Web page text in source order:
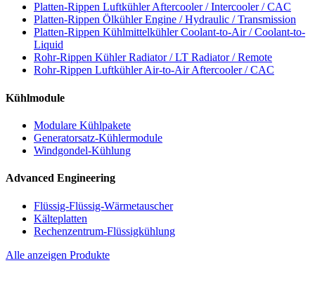
Platten-Rippen LuftkühlerAftercooler / Intercooler / CAC
Platten-Rippen ÖlkühlerEngine / Hydraulic / Transmission
Platten-Rippen KühlmittelkühlerCoolant-to-Air / Coolant-to-
Liquid
Rohr-Rippen KühlerRadiator / LT Radiator / Remote
Rohr-Rippen LuftkühlerAir-to-Air Aftercooler / CAC
Kühlmodule
Modulare Kühlpakete
Generatorsatz-Kühlermodule
Windgondel-Kühlung
Advanced Engineering
Flüssig-Flüssig-Wärmetauscher
Kälteplatten
Rechenzentrum-Flüssigkühlung
Alle anzeigen Produkte